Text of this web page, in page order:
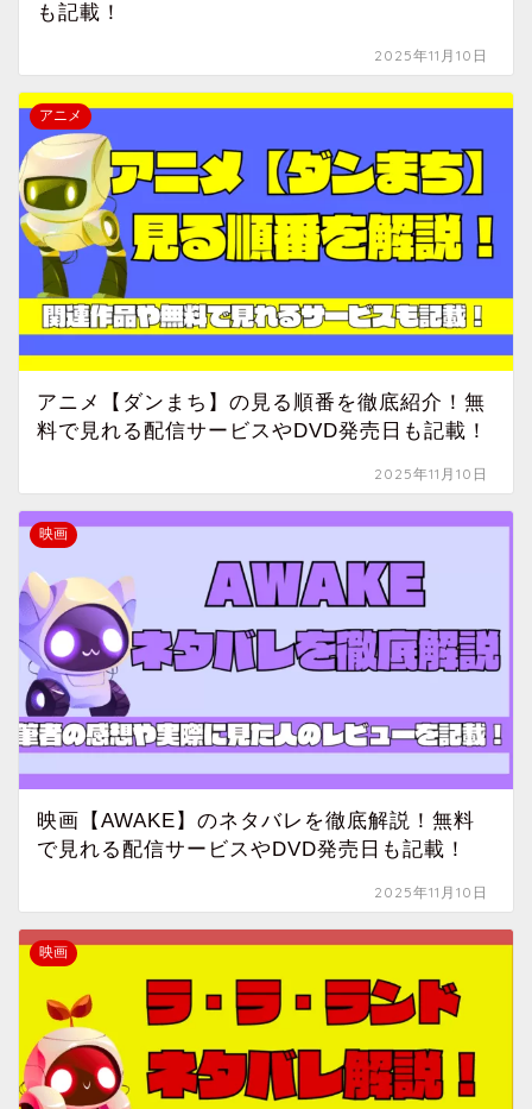
も記載！
2025年11月10日
アニメ
アニメ【ダンまち】の見る順番を徹底紹介！無
料で見れる配信サービスやDVD発売日も記載！
2025年11月10日
映画
映画【AWAKE】のネタバレを徹底解説！無料
で見れる配信サービスやDVD発売日も記載！
2025年11月10日
映画